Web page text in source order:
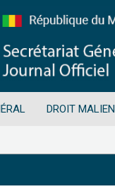
DROIT MALIEN